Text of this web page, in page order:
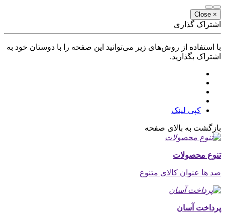
×
Close
اشتراک گذاری
با استفاده از روش‌های زیر می‌توانید این صفحه را با دوستان خود به
اشتراک بگذارید.
کپی لینک
بازگشت به بالای صفحه
تنوع محصولات
صد ها عنوان کالای متنوع
پرداخت آسان